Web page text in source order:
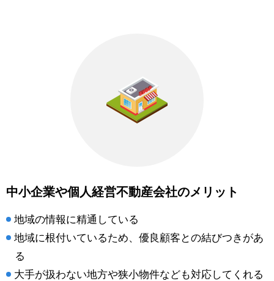
中小企業や個人経営不動産会社のメリット
地域の情報に精通している
地域に根付いているため、優良顧客との結びつきがあ
る
大手が扱わない地方や狭小物件なども対応してくれる